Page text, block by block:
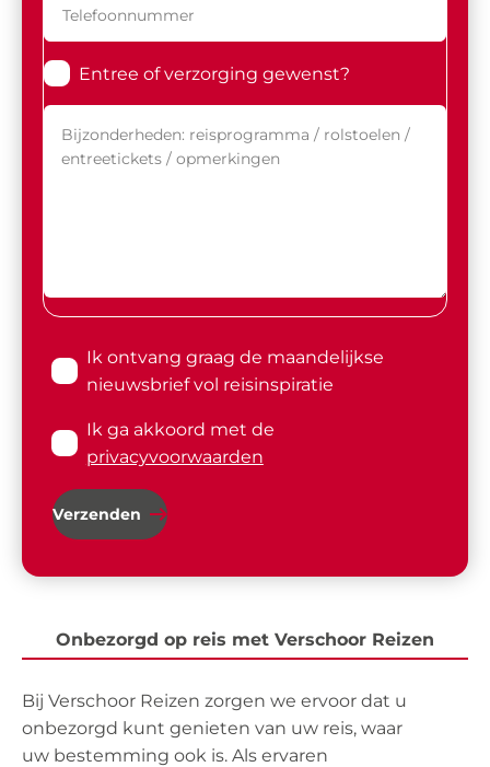
Entree of verzorging gewenst?
Ik ontvang graag de maandelijkse
nieuwsbrief vol reisinspiratie
Ik ga akkoord met de
privacyvoorwaarden
Verzenden
Onbezorgd op reis met Verschoor Reizen
Bij Verschoor Reizen zorgen we ervoor dat u
onbezorgd kunt genieten van uw reis, waar
uw bestemming ook is. Als ervaren